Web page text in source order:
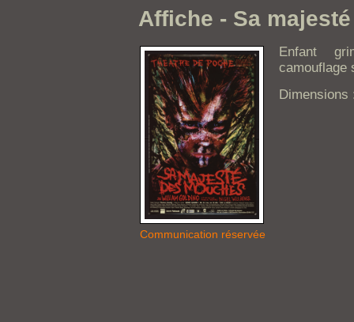
Affiche - Sa
Communication réservée
Enfant
camouflage
Dimensions